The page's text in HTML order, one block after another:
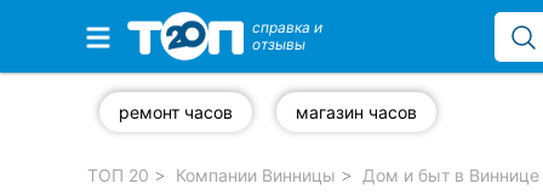
Избранные компании
справка и
отзывы
ремонт часов магазин часов
ТОП 20 Компании Винницы Дом и быт в Виннице